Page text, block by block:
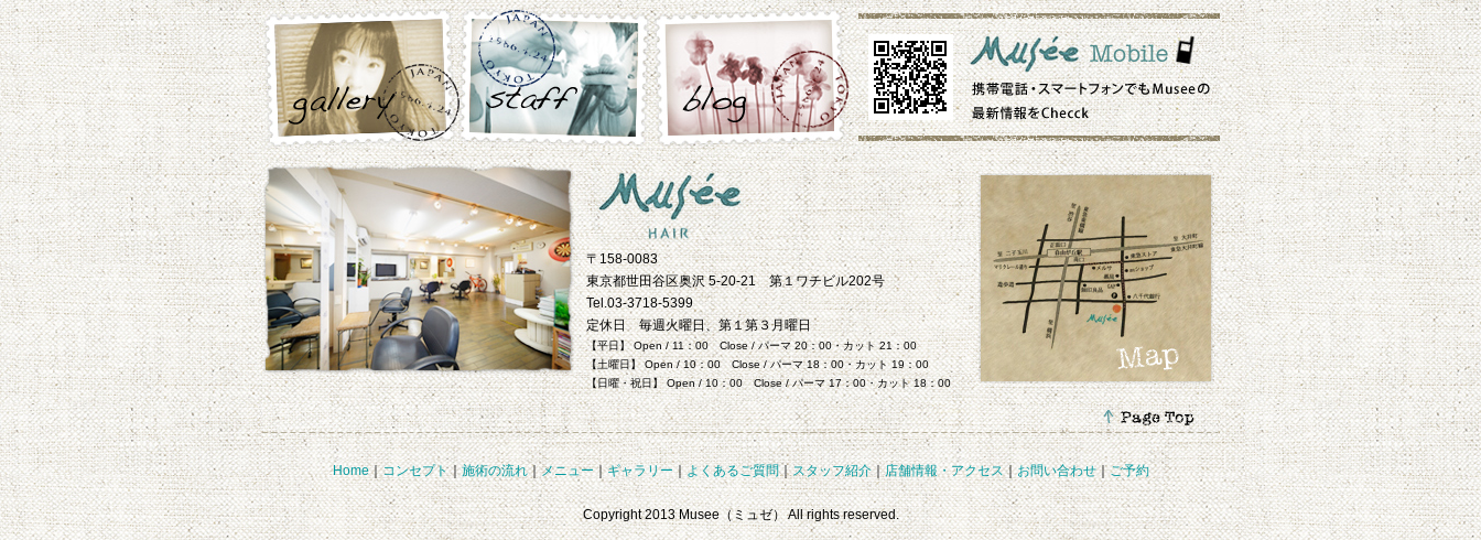
〒158-0083
東京都世田谷区奥沢 5-20-21 第１ワチビル202号
Tel.03-3718-5399
定休日 毎週火曜日、第１第３月曜日
【平日】 Open / 11：00 Close / パーマ 20：00・カット 21：00
【土曜日】 Open / 10：00 Close / パーマ 18：00・カット 19：00
【日曜・祝日】 Open / 10：00 Close / パーマ 17：00・カット 18：00
Home｜コンセプト｜施術の流れ｜メニュー｜ギャラリー｜よくあるご質問｜スタッフ紹介｜店舗情報・アクセス｜お問い合わせ｜ご予約
Copyright 2013 Musee（ミュゼ） All rights reserved.